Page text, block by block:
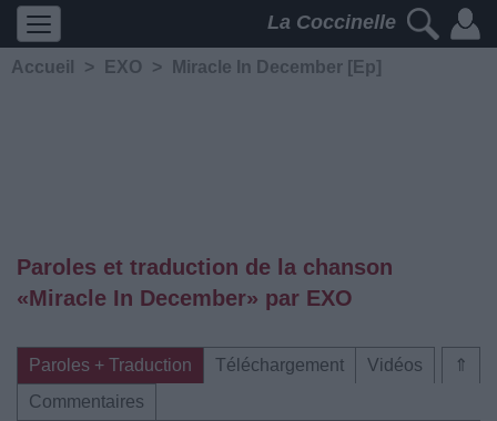
La Coccinelle
Accueil > EXO > Miracle In December [Ep]
Paroles et traduction de la chanson
«Miracle In December» par EXO
⇑
Paroles + Traduction Téléchargement
Vidéos
Commentaires